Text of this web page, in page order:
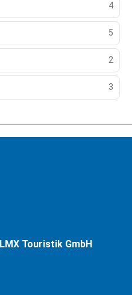
4
5
2
3
Touristik GmbH